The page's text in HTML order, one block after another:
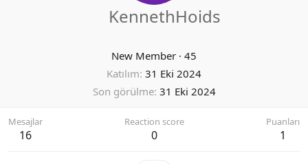
KennethHoids
New Member · 45
Katılım 31 Eki 2024
Son görülme 31 Eki 2024
Mesajlar
16
Reaction score
0
Puanları
1